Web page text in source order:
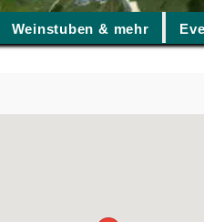
Weinstuben & mehr